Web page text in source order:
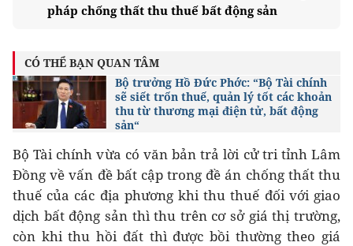
pháp chống thất thu thuế bất động sản
CÓ THỂ BẠN QUAN TÂM
Bộ trưởng Hồ Đức Phớc: “Bộ Tài chính
sẽ siết trốn thuế, quản lý tốt các khoản
thu từ thương mại điện tử, bất động
sản“
Bộ Tài chính vừa có văn bản trả lời cử tri tỉnh Lâm
Đồng về vấn đề bất cập trong đề án chống thất thu
thuế của các địa phương khi thu thuế đối với giao
dịch bất động sản thì thu trên cơ sở giá thị trường,
còn khi thu hồi đất thì được bồi thường theo giá